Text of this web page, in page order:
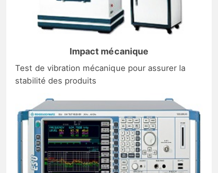
Impact mécanique
Test de vibration mécanique pour assurer la
stabilité des produits